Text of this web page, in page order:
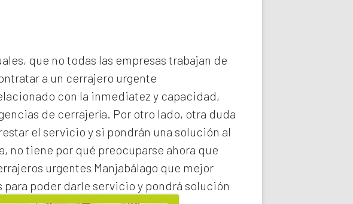
que no todas las empresas trabajan de
a un cerrajero urgente
con la inmediatez y capacidad,
de cerrajería. Por otro lado, otra duda
el servicio y si pondrán una solución al
no tiene por qué preocuparse ahora que
urgentes Manjabálago que mejor
poder darle servicio y pondrá solución